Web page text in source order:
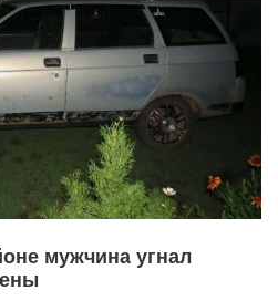
мужчина угнал